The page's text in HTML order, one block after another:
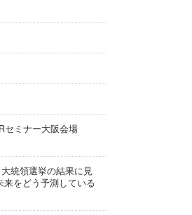
セミナー大阪会場
統領選挙の結果に見
をどう予測している